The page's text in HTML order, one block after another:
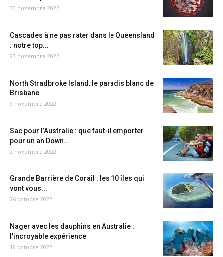
30 novembre 2022
Cascades à ne pas rater dans le Queensland
: notre top...
23 novembre 2022
North Stradbroke Island, le paradis blanc de
Brisbane
9 novembre 2022
Sac pour l’Australie : que faut-il emporter
pour un an Down...
2 novembre 2022
Grande Barrière de Corail : les 10 îles qui
vont vous...
26 octobre 2022
Nager avec les dauphins en Australie :
l’incroyable expérience
19 octobre 2022